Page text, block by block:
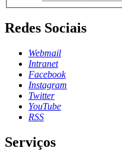
Redes Sociais
Webmail
Intranet
Facebook
Instagram
Twitter
YouTube
RSS
Serviços